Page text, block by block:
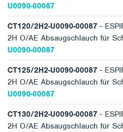
U0090-00087
CT120/2H2-U0090-00087 -
2H O/AE Absaugschlauch für
U0090-00087
CT125/2H2-U0090-00087 -
2H O/AE Absaugschlauch für
U0090-00087
CT130/2H2-U0090-00087 -
2H O/AE Absaugschlauch für